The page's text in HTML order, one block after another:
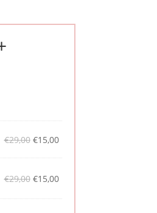
€29,00 Le
était :
€15,00Le
est :
€29,00 Le
€15,00Le